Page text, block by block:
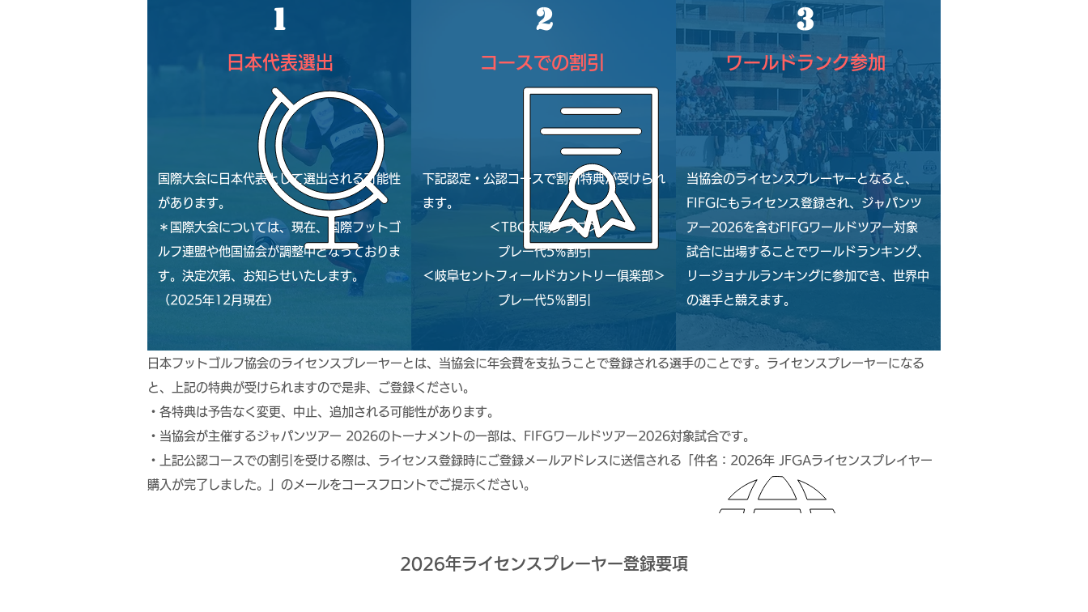
日本フットゴルフ協会のライセンスプレーヤーとは、当協会に年会費を支払うことで登録される選手のことです。ライセンスプレーヤーになる
と、上記の特典が受けられますので是非、ご登録ください。​
・各特典は予告なく変更、中止、追加される可能性があります。
・当協会が主催するジャパンツアー 2026のトーナメントの一部は、FIFGワールドツアー2026対象試合です。
・上記公認コースでの割引を受ける際は、ライセンス登録時にご登録メールアドレスに送信される「件名：2026年 JFGAライセンスプレイヤー
購入が完了しました。」のメールをコースフロントでご提示ください。
1
日本代表選出
国際大会に日本代表として選出される可能性
があります。
​＊国際大会については、現在、国際フットゴ
ルフ連盟や他国協会が調整中となっておりま
す。決定次第、お知らせいたします。
（2025年12月現在）​
2
コースでの割引
下記認定・公認コースで割引特典が受けられ
ます。
＜TBC太陽クラブ＞
プレー代5％割引
＜岐阜セントフィールドカントリー俱楽部＞
プレー代5％割引
3
ワールドランク参加
当協会のライセンスプレーヤーとなると、
FIFGにもライセンス登録され、ジャパンツ
アー2026を含むFIFGワールドツアー対象
試合に出場することでワールドランキング、
リージョナルランキングに参加でき、世界中
の選手と競えます。
2026年ライセンスプレーヤー登録要項